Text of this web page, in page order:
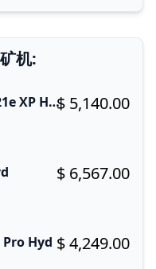
机:
Bitmain Antminer S21e XP Hyd 3U
Buy now!
$ 5,140.00
Buy now!
$ 6,567.00
Hyd
Buy now!
$ 4,249.00